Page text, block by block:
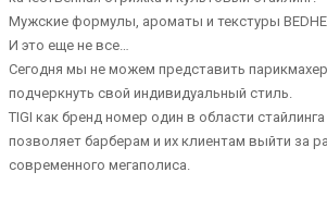
Мужские формулы, ароматы и текстуры
И это еще не все…
Сегодня мы не можем представить
подчеркнуть свой индивидуальный стиль.
TIGI как бренд номер один в области
позволяет барберам и их клиентам выйти за
современного мегаполиса.